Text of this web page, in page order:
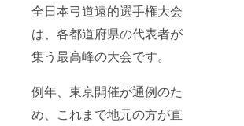
全日本弓道遠的選手権大会
は、各都道府県の代表者が
集う最高峰の大会です。
例年、東京開催が通例のた
め、これまで地元の方が直